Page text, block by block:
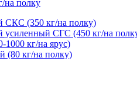
на полку
СКС (350 кг/на полку)
усиленный СГС (450 кг/на
1000 кг/на ярус)
(80 кг/на полку)